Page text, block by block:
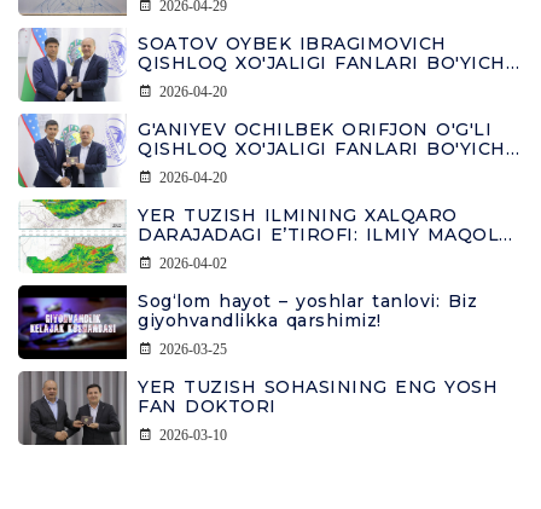
2026-04-29
SOATOV OYBEK IBRAGIMOVICH
QISHLOQ XO'JALIGI FANLARI BO'YICHA
FALSAFA DOKTORI DIPLOMINI OLDI
2026-04-20
G'ANIYEV OCHILBEK ORIFJON O'G'LI
QISHLOQ XO'JALIGI FANLARI BO'YICHA
FALSAFA DOKTORI DIPLOMINI OLDI
2026-04-20
YER TUZISH ILMINING XALQARO
DARAJADAGI E’TIROFI: ILMIY MAQOLA
FRONTIERS JURNALIDA CHOP ETILDI
2026-04-02
Sog‘lom hayot – yoshlar tanlovi: Biz
giyohvandlikka qarshimiz!
2026-03-25
YER TUZISH SOHASINING ENG YOSH
FAN DOKTORI
2026-03-10